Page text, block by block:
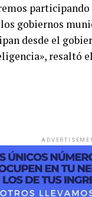
gobiernos
desde el
resaltó